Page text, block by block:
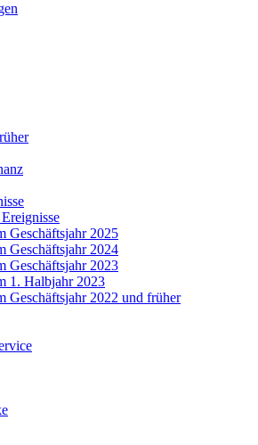
Geschäftsjahr 2025
Geschäftsjahr 2024
Geschäftsjahr 2023
1. Halbjahr 2023
Geschäftsjahr 2022 und früher